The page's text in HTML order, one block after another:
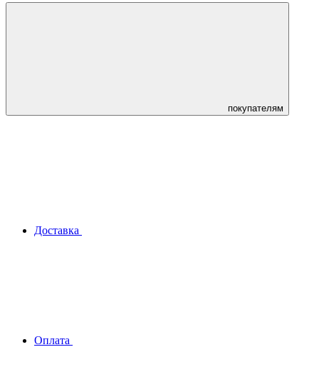
покупателям
Доставка
Оплата